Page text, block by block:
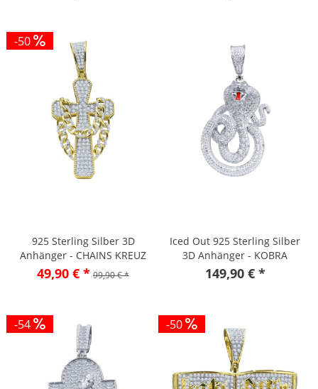
-50
925 Sterling Silber 3D
Anhänger - CHAINS KREUZ
gold
49,90 € * 99,90 € *
Iced Out 925 Sterling Silber
3D Anhänger - KOBRA
149,90 € *
-54 -50